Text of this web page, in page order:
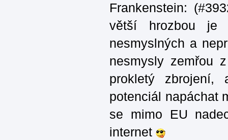
Frankenstein:
větší hrozbou je
nesmyslných a
nesmysly zemřou
prokletý zbrojení,
potenciál napáchat
se mimo EU
internet